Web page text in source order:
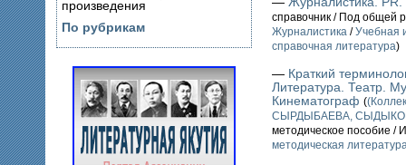
произведения
По рубрикам
справочник / Под общей
Журналистика /Учебная
справочная литература)
— Краткий
Литература. Театр.
Кинематограф (
СЫРДЫБАЕВА,
методическое пособие /
методическая